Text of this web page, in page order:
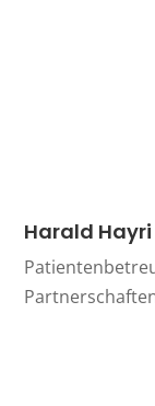
Harald